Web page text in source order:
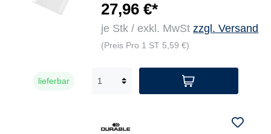
27,96 €*
je Stk / exkl. MwStzzgl. Versand
(Preis Pro 1 ST 5,59 €)
lieferbar